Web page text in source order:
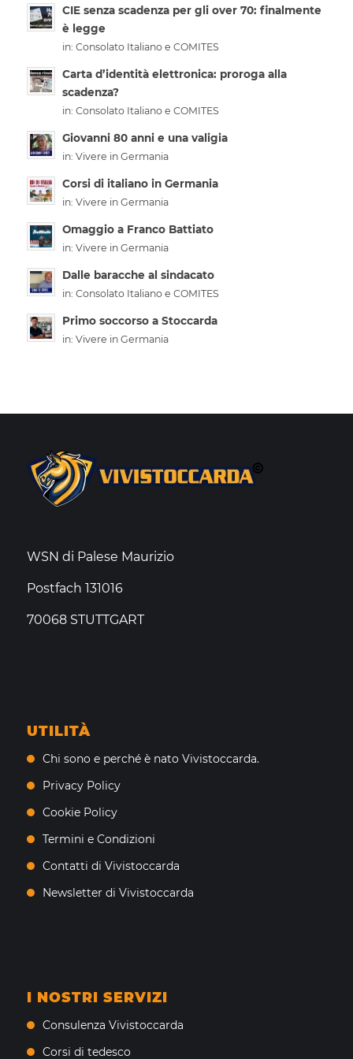
CIE senza scadenza per gli over 70: finalmente
è legge
in: Consolato Italiano e COMITES
Carta d’identità elettronica: proroga alla
scadenza?
in: Consolato Italiano e COMITES
Giovanni 80 anni e una valigia
in: Vivere in Germania
Corsi di italiano in Germania
in: Vivere in Germania
Omaggio a Franco Battiato
in: Vivere in Germania
Dalle baracche al sindacato
in: Consolato Italiano e COMITES
Primo soccorso a Stoccarda
in: Vivere in Germania
WSN di Palese Maurizio
Postfach 131016
70068 STUTTGART
UTILITÀ
Chi sono e perché è nato Vivistoccarda.
Privacy Policy
Cookie Policy
Termini e Condizioni
Contatti di Vivistoccarda
Newsletter di Vivistoccarda
I NOSTRI SERVIZI
Consulenza Vivistoccarda
Corsi di tedesco